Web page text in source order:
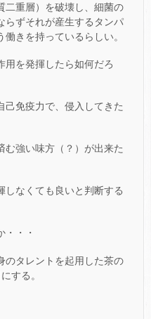
二重層）を破壊し、細菌の
らずそれが産生するタンパ
きを持っているらしい。
用を発揮したら如何だろ
己免疫力で、侵入してきた
む強い味方（？）が出来た
しなくても良いと判断する
・・・
のタレントを起用した茶の
する。